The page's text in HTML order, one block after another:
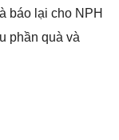
báo lại cho NPH
phần quà và